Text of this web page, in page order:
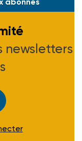
newsletters